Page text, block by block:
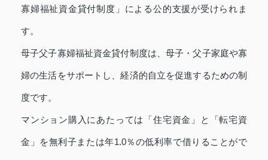
寡婦福祉資金貸付制度」による公的支援が受けられま
す。
母子父子寡婦福祉資金貸付制度は、母子・父子家庭や寡
婦の生活をサポートし、経済的自立を促進するための制
度です。
マンション購入にあたっては「住宅資金」と「転宅資
金」を無利子または年1.0％の低利率で借りることがで